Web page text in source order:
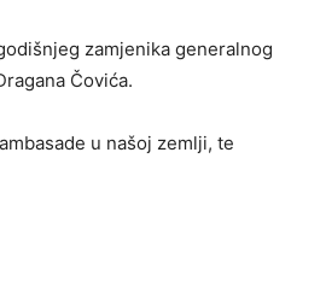
zamjenika generalnog
Čovića.
u našoj zemlji, te